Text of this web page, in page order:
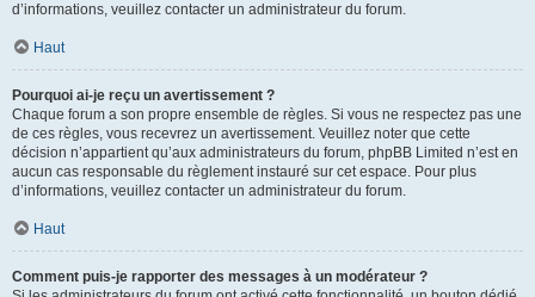
d’informations, veuillez contacter un administrateur du forum.
Haut
Pourquoi ai-je reçu un avertissement ?
Chaque forum a son propre ensemble de règles. Si vous ne respectez pas une
de ces règles, vous recevrez un avertissement. Veuillez noter que cette
décision n’appartient qu’aux administrateurs du forum, phpBB Limited n’est en
aucun cas responsable du règlement instauré sur cet espace. Pour plus
d’informations, veuillez contacter un administrateur du forum.
Haut
Comment puis-je rapporter des messages à un modérateur ?